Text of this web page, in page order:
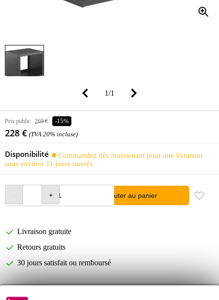
1/1
Prix public 269 € -15%
228 € (TVA 20% incluse)
Disponibilité
Commandez dès maintenant pour une livraison
sous environ 11 jours ouvrés
Ajouter au panier
Livraison gratuite
Retours gratuits
30 jours satisfait ou remboursé